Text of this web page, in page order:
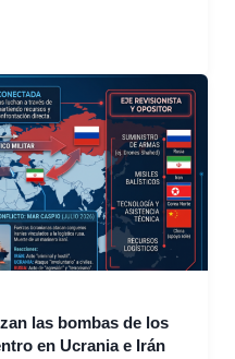
las bombas de los
en Ucrania e Irán